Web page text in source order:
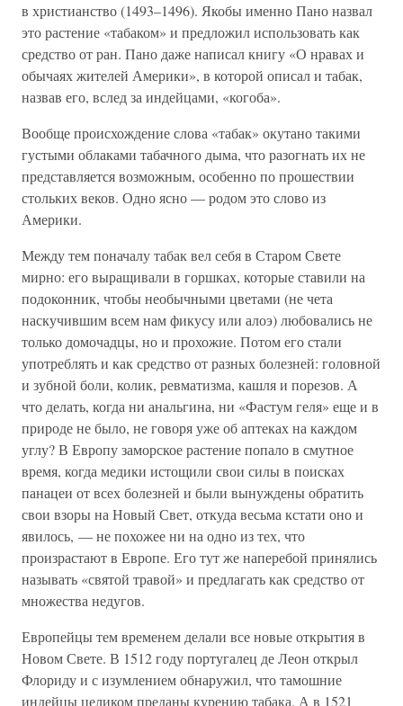
в христианство (1493–1496). Якобы именно Пано назвал
это растение «табаком» и предложил использовать как
средство от ран. Пано даже написал книгу «О нравах и
обычаях жителей Америки», в которой описал и табак,
назвав его, вслед за индейцами, «когоба».
Вообще происхождение слова «табак» окутано такими
густыми облаками табачного дыма, что разогнать их не
представляется возможным, особенно по прошествии
стольких веков. Одно ясно — родом это слово из
Америки.
Между тем поначалу табак вел себя в Старом Свете
мирно: его выращивали в горшках, которые ставили на
подоконник, чтобы необычными цветами (не чета
наскучившим всем нам фикусу или алоэ) любовались не
только домочадцы, но и прохожие. Потом его стали
употреблять и как средство от разных болезней: головной
и зубной боли, колик, ревматизма, кашля и порезов. А
что делать, когда ни анальгина, ни «Фастум геля» еще и в
природе не было, не говоря уже об аптеках на каждом
углу? В Европу заморское растение попало в смутное
время, когда медики истощили свои силы в поисках
панацеи от всех болезней и были вынуждены обратить
свои взоры на Новый Свет, откуда весьма кстати оно и
явилось, — не похожее ни на одно из тех, что
произрастают в Европе. Его тут же наперебой принялись
называть «святой травой» и предлагать как средство от
множества недугов.
Европейцы тем временем делали все новые открытия в
Новом Свете. В 1512 году португалец де Леон открыл
Флориду и с изумлением обнаружил, что тамошние
индейцы целиком преданы курению табака. А в 1521